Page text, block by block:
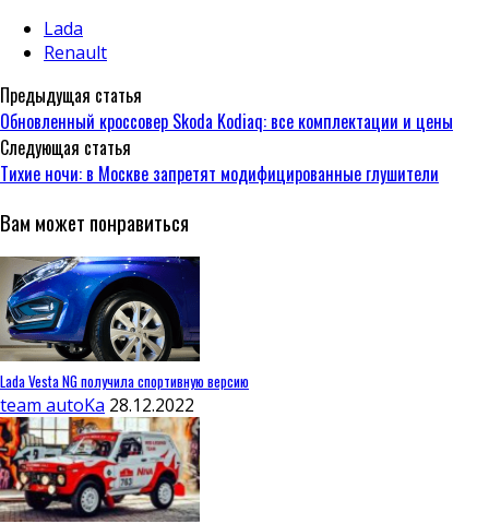
Lada
Renault
Предыдущая статья
Обновленный кроссовер Skoda Kodiaq: все комплектации и цены
Следующая статья
Тихие ночи: в Москве запретят модифицированные глушители
Вам может понравиться
Lada Vesta NG получила спортивную версию
team autoKa 28.12.2022